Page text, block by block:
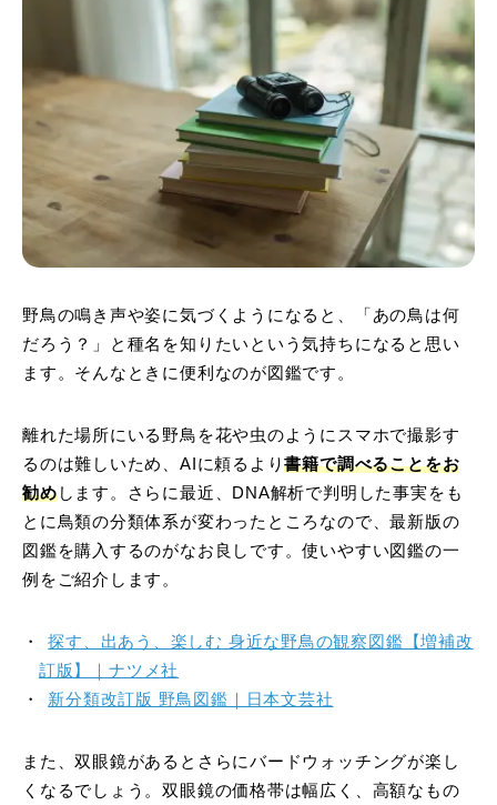
野鳥の鳴き声や姿に気づくようになると、「あの鳥は何
だろう？」と種名を知りたいという気持ちになると思い
ます。そんなときに便利なのが図鑑です。
離れた場所にいる野鳥を花や虫のようにスマホで撮影す
るのは難しいため、AIに頼るより書籍で調べることをお
勧めします。さらに最近、DNA解析で判明した事実をも
とに鳥類の分類体系が変わったところなので、最新版の
図鑑を購入するのがなお良しです。使いやすい図鑑の一
例をご紹介します。
探す、出あう、楽しむ 身近な野鳥の観察図鑑【増補改
訂版】｜ナツメ社
新分類改訂版 野鳥図鑑｜日本文芸社
また、双眼鏡があるとさらにバードウォッチングが楽し
くなるでしょう。双眼鏡の価格帯は幅広く、高額なもの